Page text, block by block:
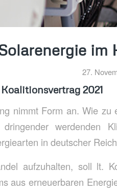
im
27.
2021
nimmt Form an. Wie
werdenden
in deutscher
aufzuhalten, soll lt.
aus erneuerbaren